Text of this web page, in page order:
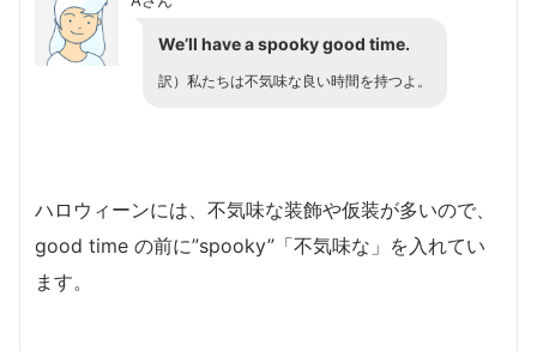
We’ll have a spooky good time.
訳）私たちは不気味な良い時間を持つよ。
ハロウィーンには、不気味な装飾や仮装が多いので、
good time の前に”spooky”「不気味な」を入れてい
ます。